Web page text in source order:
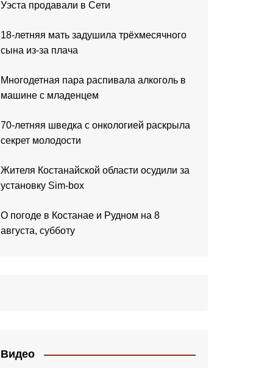
Уэста продавали в Сети
18-летняя мать задушила трёхмесячного
сына из-за плача
Многодетная пара распивала алкоголь в
машине с младенцем
70-летняя шведка с онкологией раскрыла
секрет молодости
Жителя Костанайской области осудили за
установку Sim-box
О погоде в Костанае и Рудном на 8
августа, субботу
Видео